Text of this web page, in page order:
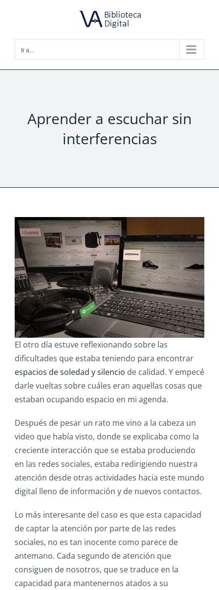
Ir a...
Aprender a escuchar sin
interferencias
El otro día estuve reflexionando sobre las
dificultades que estaba teniendo para encontrar
espacios de soledad y silencio de calidad. Y empecé
darle vueltas sobre cuáles eran aquellas cosas que
estaban ocupando espacio en mi agenda.
Después de pesar un rato me vino a la cabeza un
video que había visto, donde se explicaba como la
creciente interacción que se estaba produciendo
en las redes sociales, estaba redirigiendo nuestra
atención desde otras actividades hacia este mundo
digital lleno de información y de nuevos contactos.
Lo más interesante del caso es que esta capacidad
de captar la atención por parte de las redes
sociales, no es tan inocente como parece de
antemano. Cada segundo de atención que
consiguen de nosotros, que se traduce en la
capacidad para mantenernos atados a su